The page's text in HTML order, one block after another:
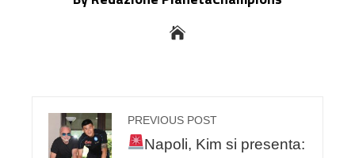
PREVIOUS POST
Napoli, Kim si presenta: